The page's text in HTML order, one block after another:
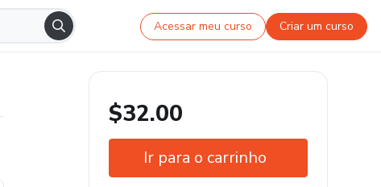
Acessar meu curso Criar um curso
$32.00
Ir para o carrinho